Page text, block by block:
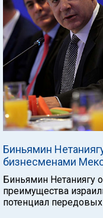
Биньямин
бизнесменами
Биньямин Нетаниягу
преимущества
потенциал передовых